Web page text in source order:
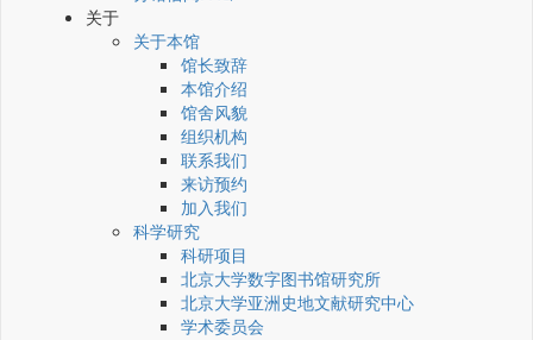
关于
关于本馆
馆长致辞
本馆介绍
馆舍风貌
组织机构
联系我们
来访预约
加入我们
科学研究
科研项目
北京大学数字图书馆研究所
北京大学亚洲史地文献研究中心
学术委员会